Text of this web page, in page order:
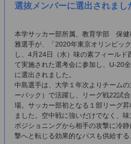
選抜メンバーに選出されまし
本学サッカー部所属、教育学部 保健
雅選手が、「2020年東京オリンピッ
し、4月24日（水）味の素フィールド
て実施された選考会に参加し、U-20
に選出されました。
中島選手は、大学１年次よりチーム
ーバック）で活躍し、リーグ戦22試
場。サッカー部初となる１部リーグ
ました。空中戦に強いだけでなく、
ポジショニングから相手の攻撃に冷
撃へと転じる効果的なパスも供給する